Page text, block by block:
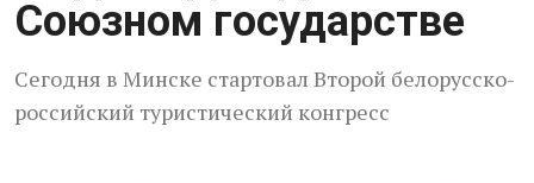
Союзном государстве
Сегодня в Минске стартовал Второй белорусско-
российский туристический конгресс